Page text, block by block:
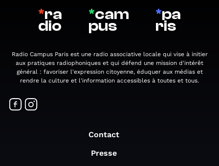
*ra
dio
*cam
pus
*pa
ris
Radio Campus Paris est une radio associative locale qui vise à initier
aux pratiques radiophoniques et qui défend une mission d'intérêt
général : favoriser l'expression citoyenne, éduquer aux médias et
rendre la culture et l'information accessibles à toutes et tous.
Contact
Presse